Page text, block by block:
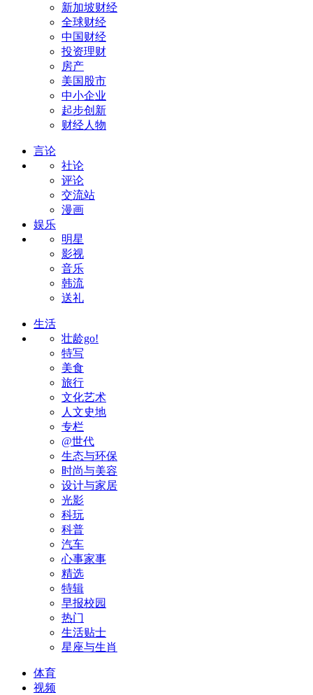
新加坡财经
全球财经
中国财经
投资理财
房产
美国股市
中小企业
起步创新
财经人物
言论
社论
评论
交流站
漫画
娱乐
明星
影视
音乐
韩流
送礼
生活
壮龄go!
特写
美食
旅行
文化艺术
人文史地
专栏
@世代
生态与环保
时尚与美容
设计与家居
光影
科玩
科普
汽车
心事家事
精选
特辑
早报校园
热门
生活贴士
星座与生肖
体育
视频